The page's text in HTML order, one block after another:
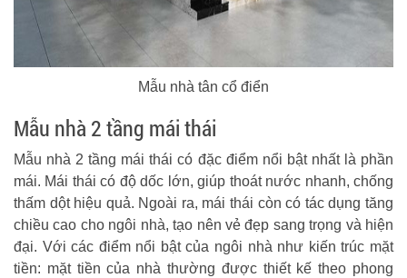
Mẫu nhà tân cổ điển
Mẫu nhà 2 tầng mái thái
Mẫu nhà 2 tầng mái thái có đặc điểm nổi bật nhất là phần
mái. Mái thái có độ dốc lớn, giúp thoát nước nhanh, chống
thấm dột hiệu quả. Ngoài ra, mái thái còn có tác dụng tăng
chiều cao cho ngôi nhà, tạo nên vẻ đẹp sang trọng và hiện
đại. Với các điểm nổi bật của ngôi nhà như kiến trúc mặt
tiền: mặt tiền của nhà thường được thiết kế theo phong